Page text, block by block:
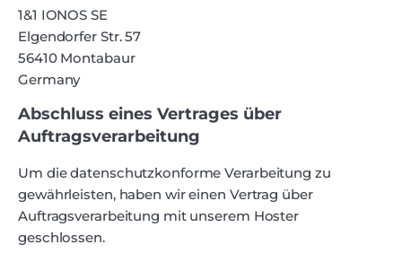
1&1 IONOS SE
Elgendorfer Str. 57
56410 Montabaur
Germany
Abschluss eines Vertrages über
Auftragsverarbeitung
Um die datenschutzkonforme Verarbeitung zu
gewährleisten, haben wir einen Vertrag über
Auftragsverarbeitung mit unserem Hoster
geschlossen.